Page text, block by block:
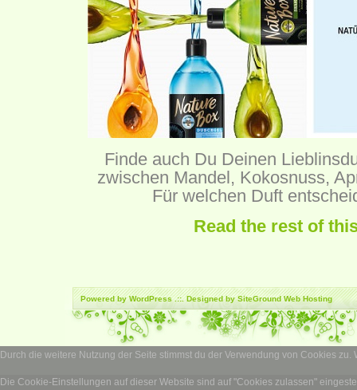
Finde auch Du Deinen
zwischen Mandel, Kokosnuss,
Für welchen Duft
Read the rest of
Powered byWordPress.::. Designed by SiteGroundWeb Hosting
Durch die weitere Nutzung der Seite stimmst du der Verwendung von Cookies zu.
Die Cookie-Einstellungen auf dieser Website sind auf "Cookies zulassen"